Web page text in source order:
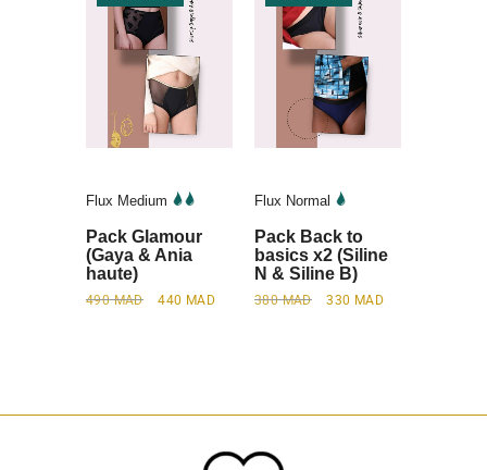
Flux Medium
Pack Glamour
(Gaya & Ania
haute)
490MAD 440 MAD
Flux Normal
Pack Back to
basics x2 (Siline
N & Siline B)
380MAD 330 MAD